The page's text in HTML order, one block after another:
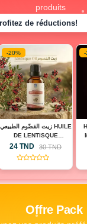
produits
de réductions!
-20%
زيت القضّوم الطبيعي HUILE
DE LENTISQUE
PISTACHIER
24 TND 30 TND
(0)
-
Offre Pack